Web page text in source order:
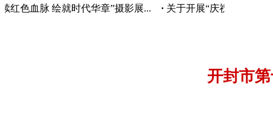
红色血脉 绘就时代华章”摄影展...
关于开展“庆祝人民代表
开封市